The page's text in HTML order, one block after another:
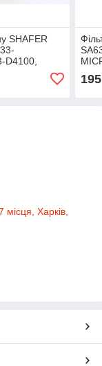
SHAFER
D4100,
KIA K5(JF)
IV 15-
195
Харків,